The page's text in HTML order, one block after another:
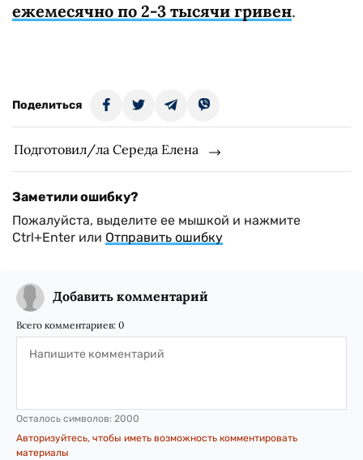
ежемесячно по 2-3 тысячи гривен.
Поделиться
Подготовил/ла Середа Елена
Заметили ошибку?
Пожалуйста, выделите ее мышкой и нажмите
Ctrl+Enter или Отправить ошибку
Добавить комментарий
Всего комментариев: 0
Осталось символов: 2000
Авторизуйтесь, чтобы иметь возможность комментировать
материалы